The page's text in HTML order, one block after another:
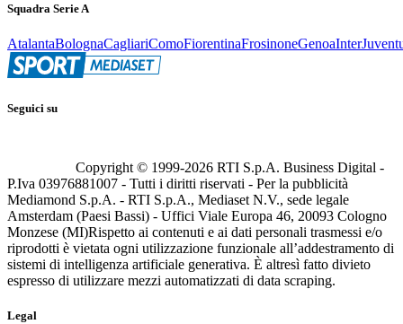
Squadra Serie A
AtalantaBolognaCagliariComoFiorentinaFrosinoneGenoaInter
Seguici su
Copyright © 1999-2026 RTI S.p.A. Business Digital -
P.Iva 03976881007 - Tutti i diritti riservati - Per la pubblicità
Mediamond S.p.A. - RTI S.p.A., Mediaset N.V., sede legale
Amsterdam (Paesi Bassi) - Uffici Viale Europa 46, 20093 Cologno
Monzese (MI)Rispetto ai contenuti e ai dati personali trasmessi e/o
riprodotti è vietata ogni utilizzazione funzionale all’addestramento di
sistemi di intelligenza artificiale generativa. È altresì fatto divieto
espresso di utilizzare mezzi automatizzati di data scraping.
Legal